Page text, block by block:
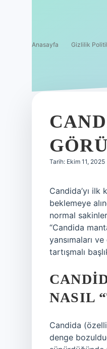
Anasayfa Gizlilik
Tarih: Ekim 11, 2025
Candida’yı ilk
beklemeye
normal
“Candida
yansımaları
tartışmalı
NASIL
Candida
denge